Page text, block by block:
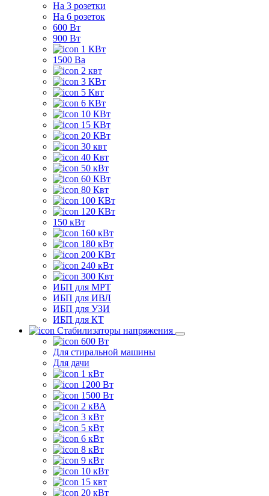
На 3 розетки
На 6 розеток
600 Вт
900 Вт
1 КВт
1500 Ва
2 квт
3 КВт
5 Квт
6 КВт
10 КВт
15 КВт
20 КВт
30 квт
40 Квт
50 кВт
60 КВт
80 Квт
100 КВт
120 КВт
150 кВт
160 кВт
180 кВт
200 КВт
240 кВт
300 Квт
ИБП для МРТ
ИБП для ИВЛ
ИБП для УЗИ
ИБП для КТ
Стабилизаторы напряжения
600 Вт
Для стиральной машины
Для дачи
1 кВт
1200 Вт
1500 Вт
2 кВА
3 кВт
5 кВт
6 кВт
8 кВт
9 кВт
10 кВт
15 квт
20 кВт